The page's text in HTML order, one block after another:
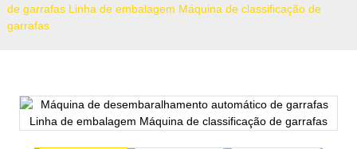
de garrafas Linha de embalagem Máquina de classificação de
garrafas